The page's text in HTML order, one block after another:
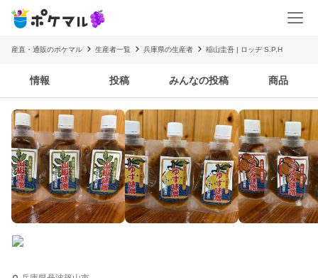
産直・通販のポケマル 生産者一覧 兵庫県の生産者 稲山圭吾 | ロッヂ S.P.H
情報 投稿 みんなの投稿 商品